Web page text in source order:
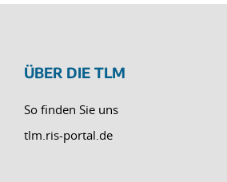
ÜBER DIE TLM
So finden Sie uns
tlm.ris-portal.de